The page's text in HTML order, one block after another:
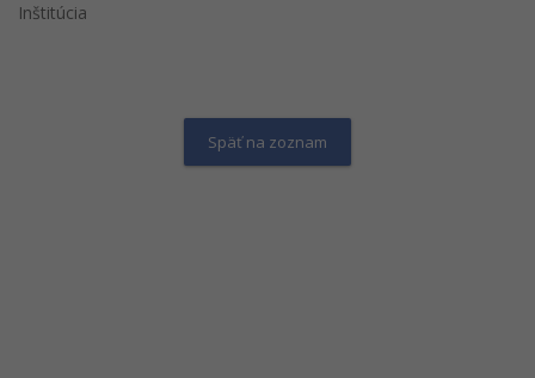
Inštitúcia
Späť na zoznam